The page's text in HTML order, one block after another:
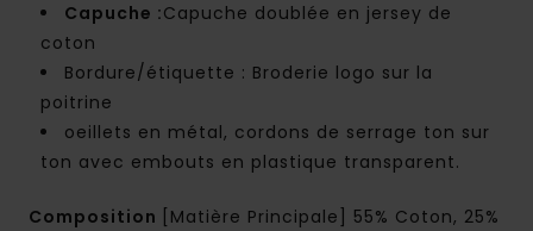
Capuche :Capuche doublée en jersey de
coton
Bordure/étiquette : Broderie logo sur la
poitrine
oeillets en métal, cordons de serrage ton sur
ton avec embouts en plastique transparent.
Composition
[Matière Principale] 55% Coton, 25%